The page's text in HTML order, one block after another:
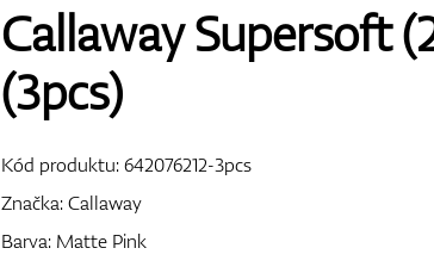
Callaway Supersoft
(3pcs)
Kód produktu:642076212-3pcs
Značka:Callaway
Barva: Matte Pink